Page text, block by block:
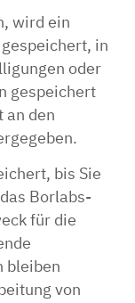
wird ein
in
oder
gespeichert
an den
bis Sie
Borlabs-
für die
bleiben
von